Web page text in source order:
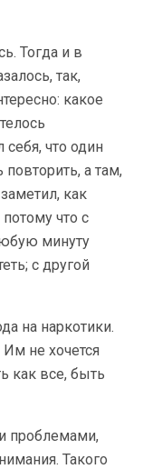
Тогда и в
так,
какое
что один
а там,
как
что с
минуту
с другой
на наркотики.
не хочется
как все, быть
проблемами,
Такого